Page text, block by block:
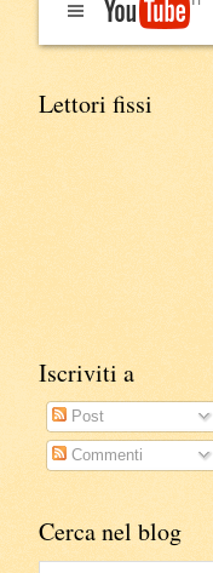
Lettori fissi
Iscriviti a
Post
Commenti
Cerca nel blog